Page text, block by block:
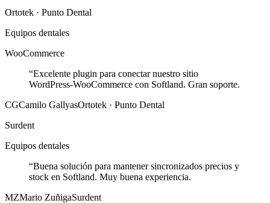
Ortotek · Punto Dental
Equipos dentales
WooCommerce
“Excelente plugin para conectar nuestro sitio
WordPress-WooCommerce con Softland. Gran soporte.
CGCamilo GallyasOrtotek · Punto Dental
Surdent
Equipos dentales
“Buena solución para mantener sincronizados precios y
stock en Softland. Muy buena experiencia.
MZMario ZuñigaSurdent